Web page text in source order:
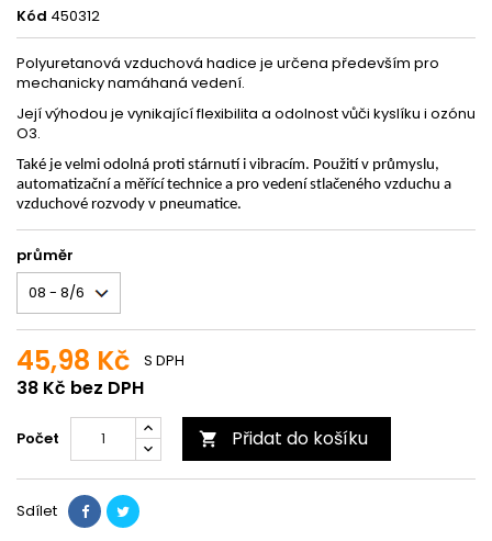
Kód 450312
Polyuretanová vzduchová hadice je určena především pro
mechanicky namáhaná vedení.
Její výhodou je vynikající flexibilita a odolnost vůči kyslíku i ozónu
O3.
Také je velmi odolná proti stárnutí i vibracím. Použití v průmyslu,
automatizační a měřící technice a pro vedení stlačeného vzduchu a
vzduchové rozvody v pneumatice.
průměr
45,98 Kč
38 Kč bez DPH
S DPH
Počet  Přidat do košíku
Sdílet